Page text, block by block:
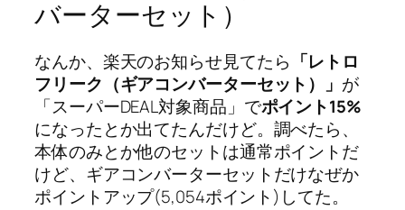
バーターセット）
なんか、楽天のお知らせ見てたら 「レトロ
フリーク（ギアコンバーターセット）」 が
「スーパーDEAL対象商品」でポイント15%
になったとか出てたんだけど。調べたら、
本体のみとか他のセットは通常ポイントだ
けど、ギアコンバーターセットだけなぜか
ポイントアップ(5,054ポイント)してた。